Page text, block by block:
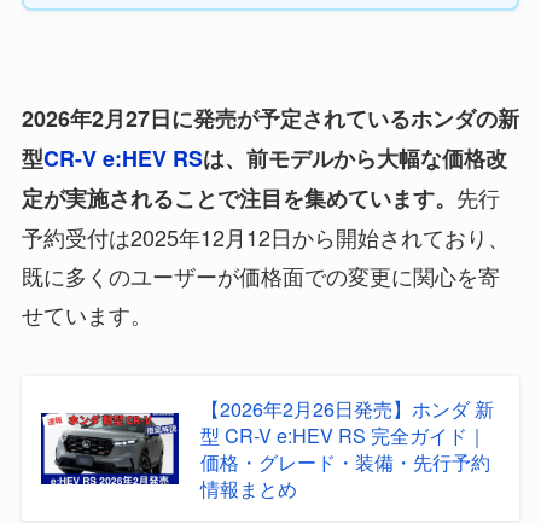
2026年2月27日に発売が予定されているホンダの新
型CR-V e:HEV RSは、前モデルから大幅な価格改
定が実施されることで注目を集めています。 先行
予約受付は2025年12月12日から開始されており、
既に多くのユーザーが価格面での変更に関心を寄
せています。
【2026年2月26日発売】ホンダ 新
型 CR-V e:HEV RS 完全ガイド｜
価格・グレード・装備・先行予約
情報まとめ